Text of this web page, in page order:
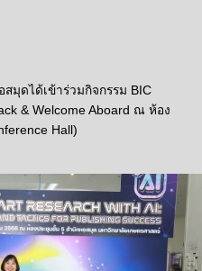
มุดได้เข้าร่วมกิจกรรม BIC
& Welcome Aboard ณ ห้อง
Hall)